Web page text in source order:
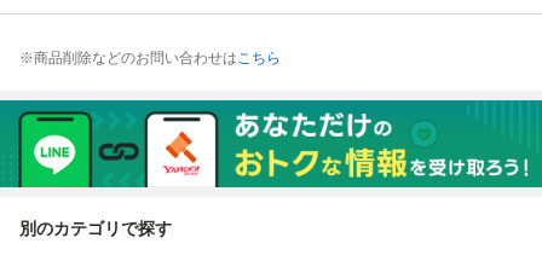
※商品削除などのお問い合わせはこちら
別のカテゴリで探す